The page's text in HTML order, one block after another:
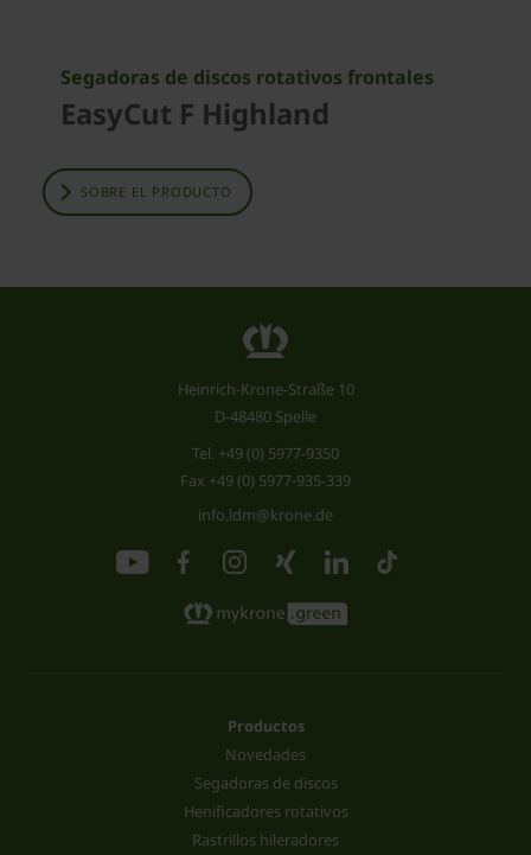
Segadoras de discos rotativos frontales
EasyCut F Highland
SOBRE EL PRODUCTO
Heinrich-Krone-Straße 10
D-48480 Spelle
Tel. +49 (0) 5977-9350
Fax +49 (0) 5977-935-339
info.ldm@krone.de
Productos
Novedades
Segadoras de discos
Henificadores rotativos
Rastrillos hileradores